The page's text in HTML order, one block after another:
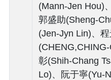
(Mann-Jen Hou)
郭盛助(Sheng-
(Jen-Jyn Lin)、
彰(Shih-Chang
Lo)、阮于寧(Yu-